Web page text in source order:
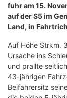
fuhr am 15.
auf der S5 im
Land, in
Auf Höhe Strkm.
Ursache ins
und prallte
43-jährigen
Beifahrersitz